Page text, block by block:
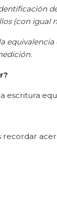
(con
equivalencia
escritura